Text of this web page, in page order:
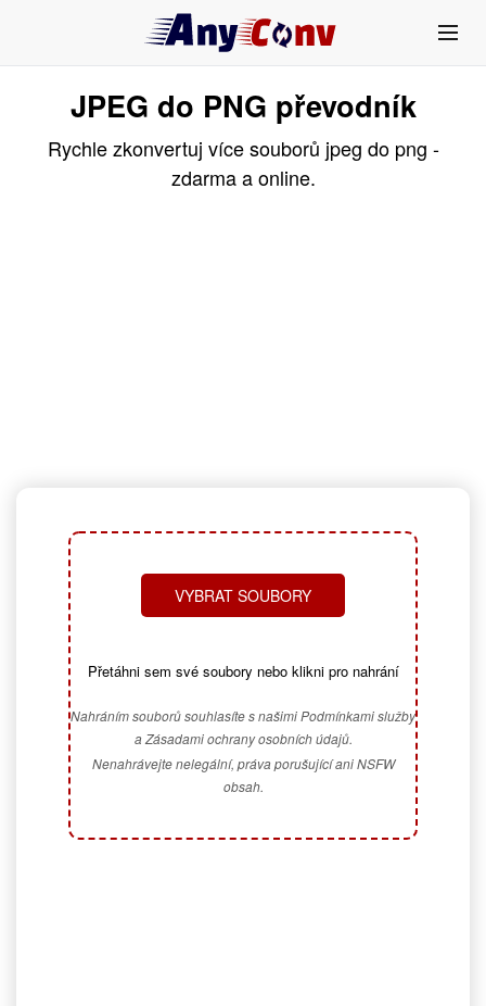
JPEG do PNG převodník
Rychle zkonvertuj více souborů jpeg do png -
zdarma a online.
VYBRAT SOUBORY
Přetáhni sem své soubory nebo klikni pro nahrání
Nahráním souborů souhlasíte s našimi Podmínkami služby
a Zásadami ochrany osobních údajů.
Nenahrávejte nelegální, práva porušující ani NSFW
obsah.